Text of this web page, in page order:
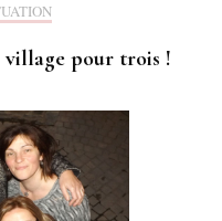
village pour trois !